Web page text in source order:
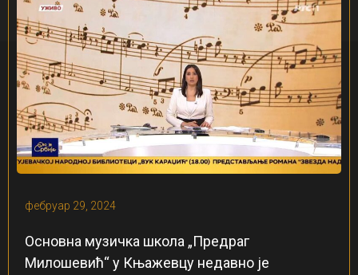
фебруар 29, 2024
Основна музичка школа „Предраг
Милошевић“ у Књажевцу недавно је